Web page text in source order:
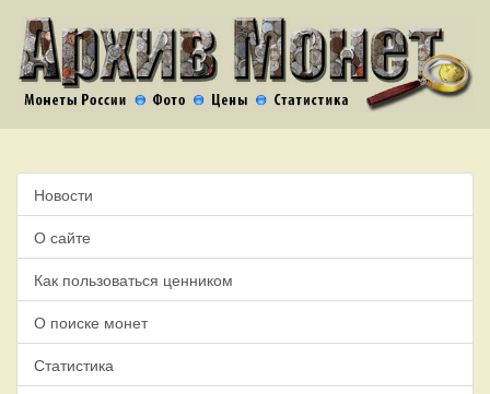
Новости
О сайте
Как пользоваться ценником
О поиске монет
Статистика